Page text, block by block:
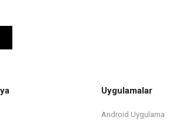
Uygulamalar
Android Uygulama